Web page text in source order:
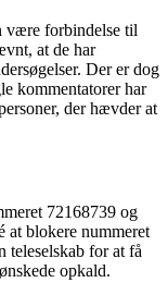
være forbindelse til
at de har
Der er dog
kommentatorer har
der hævder at
72168739 og
at blokere nummeret
teleselskab for at få
opkald.